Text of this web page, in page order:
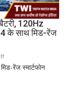
120Hz
के साथ मिड-रेंज
on
Redmiरेंज स्मार्टफोन